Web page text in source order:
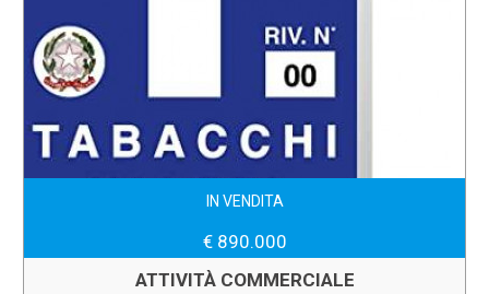
IN VENDITA
€ 890.000
ATTIVITÀ COMMERCIALE